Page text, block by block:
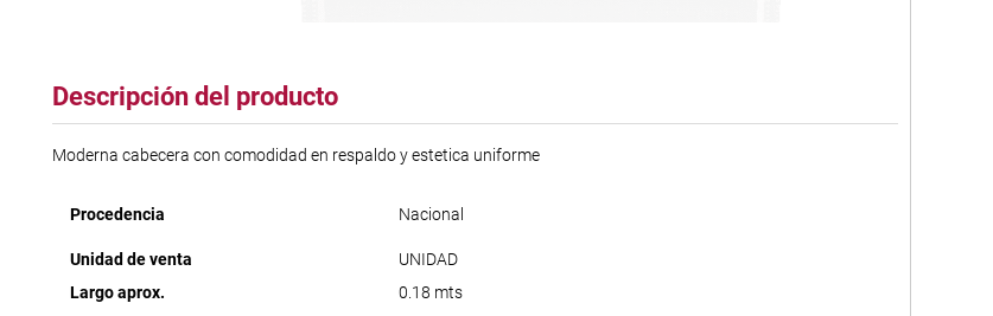
Descripción del producto
Moderna cabecera con comodidad en respaldo y estetica uniforme
Procedencia Nacional
Unidad de venta
UNIDAD
Largo aprox.
0.18 mts